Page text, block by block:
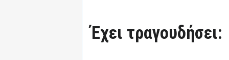
Έχει τραγουδήσει: